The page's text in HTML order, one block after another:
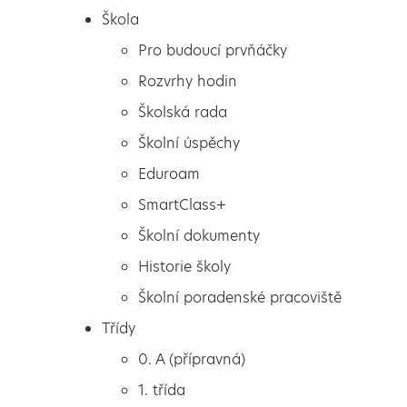
Pro budoucí prvňáčky
Rozvrhy hodin
Školská rada
Škola
Pro budoucí prvňáčky
Rozvrhy hodin
Školská rada
Školní úspěchy
Eduroam
SmartClass+
Školní dokumenty
Historie školy
Školní poradenské pracoviště
Třídy
0. A (přípravná)
1. třída
Fond Sidus – vracíme
dětem úsměvy